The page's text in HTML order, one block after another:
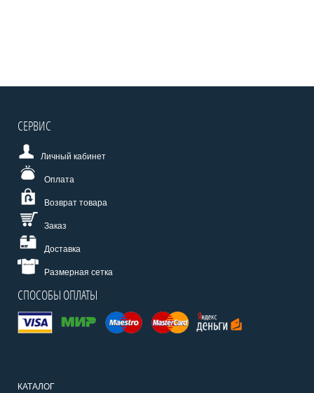
СЕРВИС
Личный кабинет
Оплата
Возврат товара
Заказ
Доставка
Размерная сетка
СПОСОБЫ ОПЛАТЫ
КАТАЛОГ